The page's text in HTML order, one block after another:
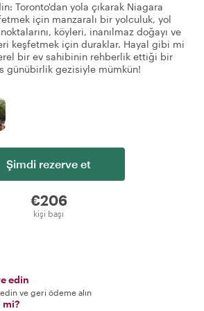
Toronto'dan yola çıkarak Niagara
için manzaralı bir yolculuk, yol
köyleri, inanılmaz doğayı ve
keşfetmek için duraklar. Hayal gibi mi
bir ev sahibinin rehberlik ettiği bir
günübirlik gezisiyle mümkün!
Şimdi rezerve et
€206
kişi başı
edin
ve geri ödeme alın
mi?